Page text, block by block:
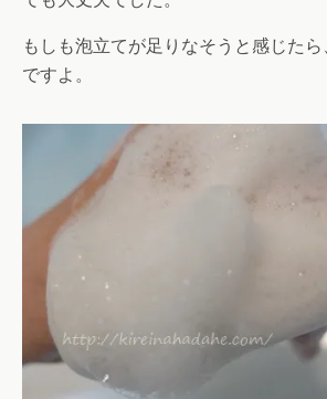
もしも泡立てが足りなそうと感じた
ですよ。